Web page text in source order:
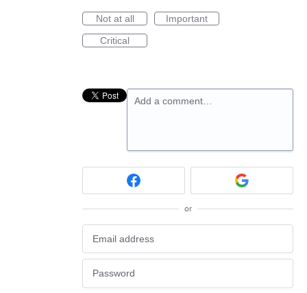
Not at all
Important
Critical
Add a comment…
or